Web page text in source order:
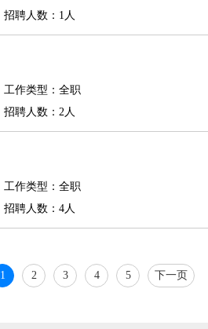
招聘人数：1人
工作类型：全职
招聘人数：2人
工作类型：全职
招聘人数：4人
1 2 3 4 5 下一页